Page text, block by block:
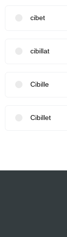
cibet
cibillat
Cibille
Cibillet